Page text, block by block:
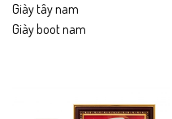
Giày tây nam
Giày boot nam